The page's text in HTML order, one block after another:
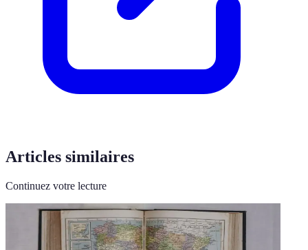
Articles similaires
Continuez votre lecture